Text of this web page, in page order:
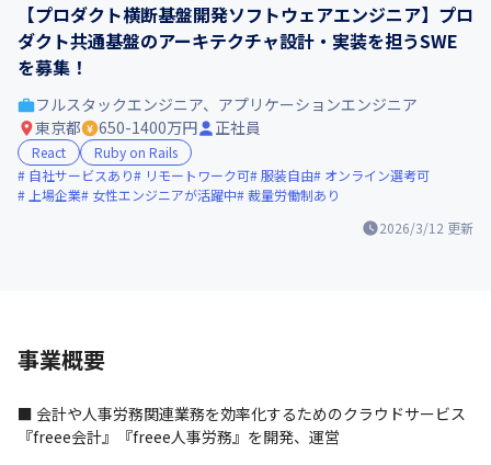
【プロダクト横断基盤開発ソフトウェアエンジニア】プロ
ダクト共通基盤のアーキテクチャ設計・実装を担うSWE
を募集！
2026/3/12 更新
フルスタックエンジニア、アプリケーションエンジニア
東京都
650-1400万円 正社員
React
Ruby on Rails
自社サービスあり
リモートワーク可 服装自由
オンライン選考可
上場企業
女性エンジニアが活躍中 裁量労働制あり
事業概要
■ 会計や人事労務関連業務を効率化するためのクラウドサービス
『freee会計』『freee人事労務』を開発、運営